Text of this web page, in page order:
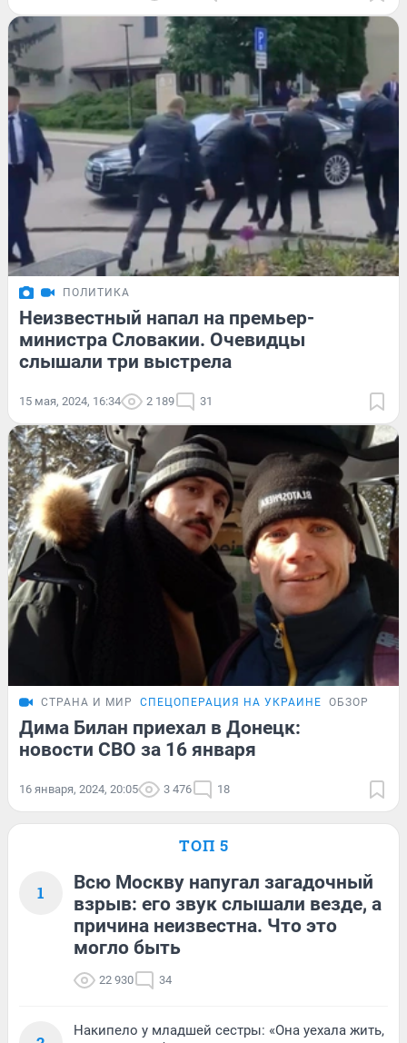
ПОЛИТИКА
Неизвестный напал на премьер-
министра Словакии. Очевидцы
слышали три выстрела
15 мая, 2024, 16:34 2 189 31
СТРАНА И МИР СПЕЦОПЕРАЦИЯ НА УКРАИНЕ ОБЗОР
Дима Билан приехал в Донецк:
новости СВО за 16 января
16 января, 2024, 20:05 3 476 18
ТОП 5
1
Всю Москву напугал загадочный
взрыв: его звук слышали везде, а
причина неизвестна. Что это
могло быть
22 930 34
Накипело у младшей сестры: «Она уехала жить,